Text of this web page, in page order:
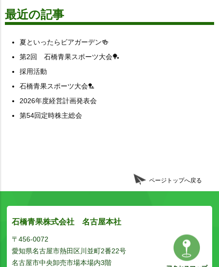
最近の記事
夏といったらビアガーデン🍻
第2回 石橋青果スポーツ大会🏓
採用活動
石橋青果スポーツ大会🏸
2026年度経営計画発表会
第54回定時株主総会
ページトップへ戻る
石橋青果株式会社 名古屋本社
〒456-0072
愛知県名古屋市熱田区川並町2番22号
名古屋市中央卸売市場本場内3階